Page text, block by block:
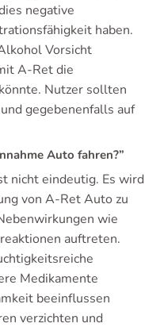
negative
haben.
Vorsicht
A-Ret die
Nutzer sollten
gegebenenfalls auf
Auto fahren?”
nicht eindeutig. Es wird
von A-Ret Auto zu
wie
auftreten.
Medikamente
beeinflussen
verzichten und